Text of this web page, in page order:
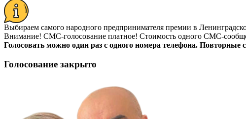
Выбираем самого народного предпринимателя премии в
Внимание! СМС-голосование платное! Стоимость одного СМС-
Голосовать можно один раз с одного номера телефона.
Голосование закрыто